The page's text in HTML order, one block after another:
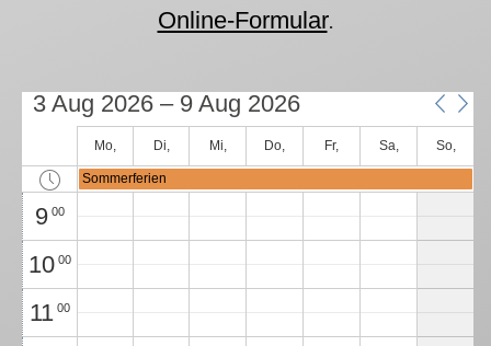
Online-Formular.
3 Aug 2026 – 9 Aug 2026
Mo,
August 3
Di,
August 4
Mi, Do, Fr, Sa, So,
Sommerferien
7 00
800
9 00
10 00
11 00